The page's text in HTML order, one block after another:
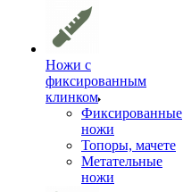
Ножи с
фиксированным
клинком
Фиксированные
ножи
Топоры, мачете
Метательные
ножи